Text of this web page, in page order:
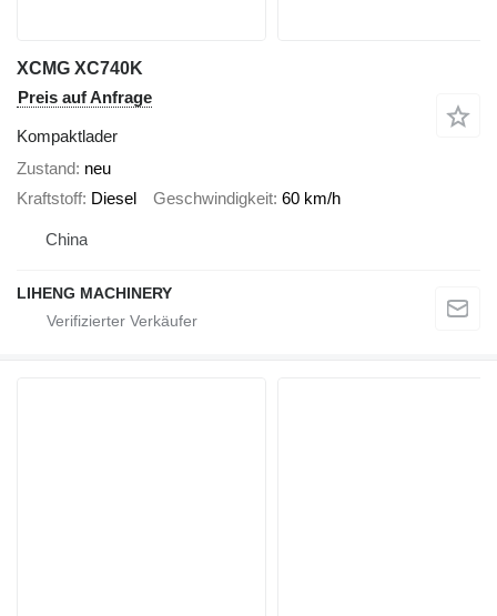
XCMG XC740K
Preis auf Anfrage
Kompaktlader
Zustand neu
Kraftstoff Diesel Geschwindigkeit 60 km/h
China
LIHENG MACHINERY